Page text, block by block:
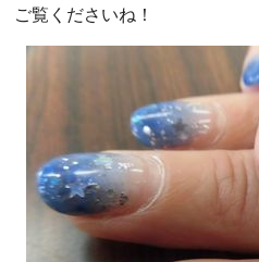
ご覧くださいね！